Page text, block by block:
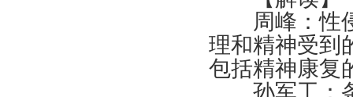
周峰：性侵
理和精神受到
包括精神康复
孙军工：条